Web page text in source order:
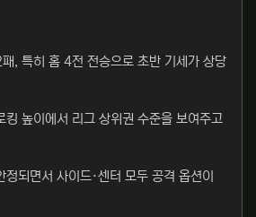
, 특히 홈 4전 전승으로 초반 기세가 상당
킹 높이에서 리그 상위권 수준을 보여주고
정되면서 사이드·센터 모두 공격 옵션이